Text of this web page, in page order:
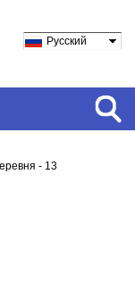
Русский
- 13